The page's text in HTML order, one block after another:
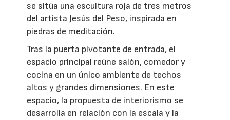
se sitúa una escultura roja de tres metros
del artista Jesús del Peso, inspirada en
piedras de meditación.
Tras la puerta pivotante de entrada, el
espacio principal reúne salón, comedor y
cocina en un único ambiente de techos
altos y grandes dimensiones. En este
espacio, la propuesta de interiorismo se
desarrolla en relación con la escala y la